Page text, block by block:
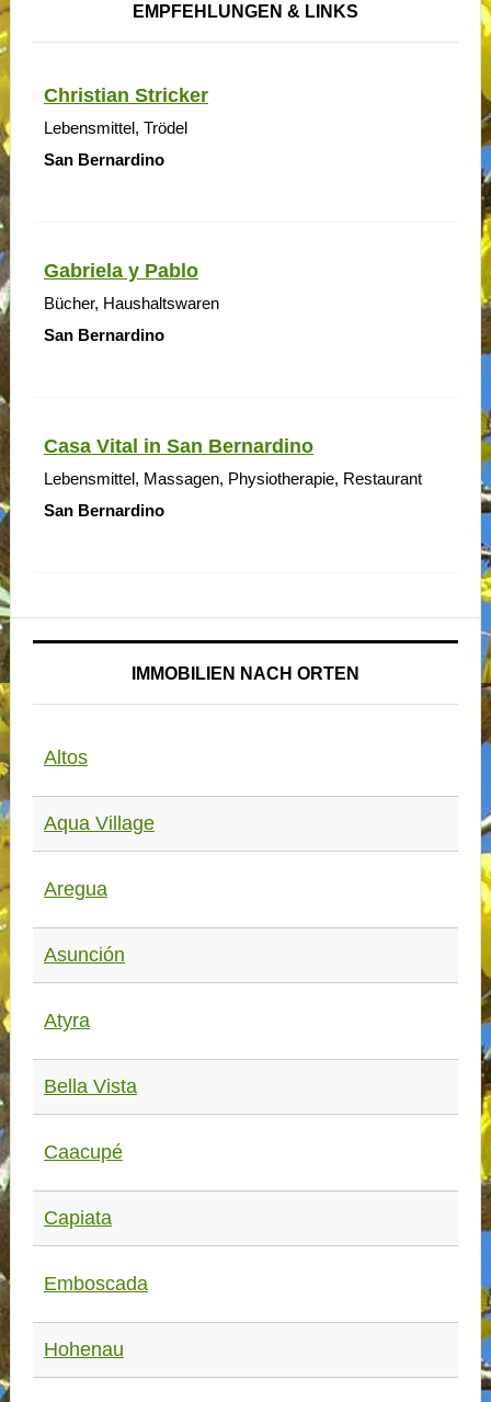
EMPFEHLUNGEN & LINKS
Christian Stricker
Lebensmittel, Trödel
San Bernardino
Gabriela y Pablo
Bücher, Haushaltswaren
San Bernardino
Casa Vital in San Bernardino
Lebensmittel, Massagen, Physiotherapie, Restaurant
San Bernardino
IMMOBILIEN NACH ORTEN
Altos
Aqua Village
Aregua
Asunción
Atyra
Bella Vista
Caacupé
Capiata
Emboscada
Hohenau